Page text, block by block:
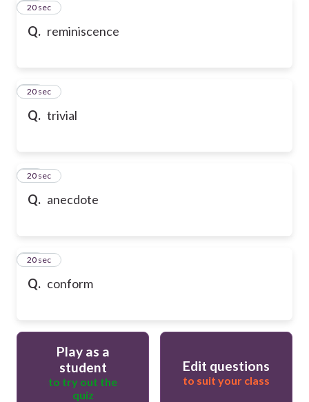
Q. reminiscence
57
20 sec
Q. trivial
58
20 sec
Q. anecdote
59
20 sec
Q. conform
60
20 sec
Play as a
student
to try out the
quiz
Edit questions
to suit your class